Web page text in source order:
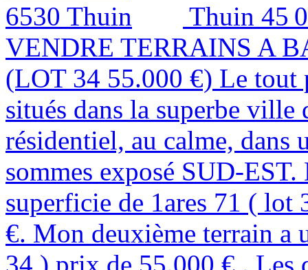
Thuin 45
VENDRE TERRAINS A
(LOT 34 55.000 €) Le tout
situés dans la superbe
résidentiel, au calme, dans
sommes exposé SUD-
superficie de 1ares 71 ( lot
€. Mon deuxième terrain a